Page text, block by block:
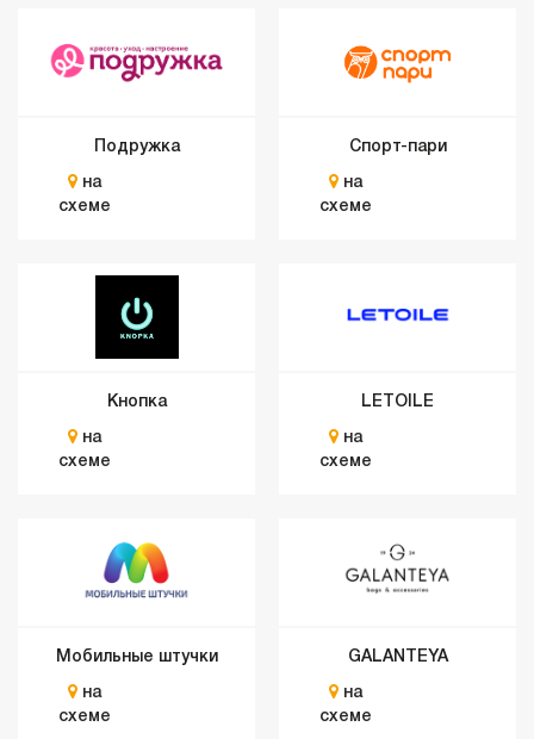
Подружка
на
схеме
Спорт-пари
на
схеме
Кнопка
на
схеме
LETOILE
на
схеме
Мобильные штучки
на
схеме
GALANTEYA
на
схеме